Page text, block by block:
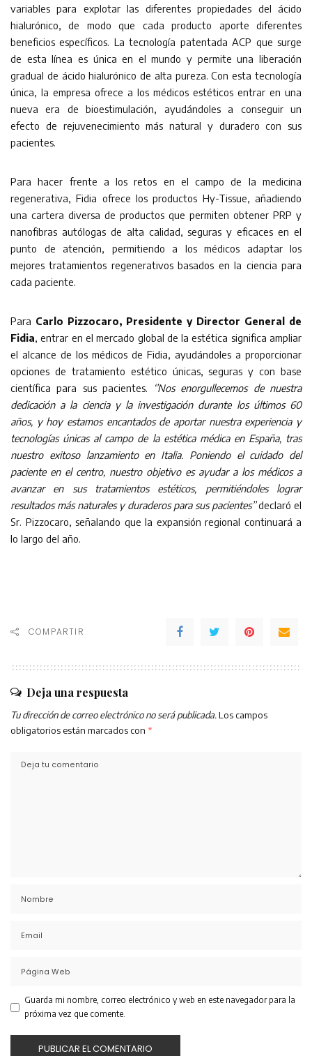
variables para explotar las diferentes propiedades del ácido
hialurónico, de modo que cada producto aporte diferentes
beneficios específicos. La tecnología patentada ACP que surge
de esta línea es única en el mundo y permite una liberación
gradual de ácido hialurónico de alta pureza. Con esta tecnología
única, la empresa ofrece a los médicos estéticos entrar en una
nueva era de bioestimulación, ayudándoles a conseguir un
efecto de rejuvenecimiento más natural y duradero con sus
pacientes.
Para hacer frente a los retos en el campo de la medicina
regenerativa, Fidia ofrece los productos Hy-Tissue, añadiendo
una cartera diversa de productos que permiten obtener PRP y
nanofibras autólogas de alta calidad, seguras y eficaces en el
punto de atención, permitiendo a los médicos adaptar los
mejores tratamientos regenerativos basados en la ciencia para
cada paciente.
Para Carlo Pizzocaro, Presidente y Director General de
Fidia, entrar en el mercado global de la estética significa ampliar
el alcance de los médicos de Fidia, ayudándoles a proporcionar
opciones de tratamiento estético únicas, seguras y con base
científica para sus pacientes.
‘’Nos enorgullecemos de nuestra
dedicación a la ciencia y la investigación durante los últimos 60
años, y hoy estamos encantados de aportar nuestra experiencia y
tecnologías únicas al campo de la estética médica en España, tras
nuestro exitoso lanzamiento en Italia. Poniendo el cuidado del
paciente en el centro, nuestro objetivo es ayudar a los médicos a
avanzar en sus tratamientos estéticos, permitiéndoles lograr
resultados más naturales y duraderos para sus pacientes’’declaró el
Sr. Pizzocaro, señalando que la expansión regional continuará a
lo largo del año.
COMPARTIR
Deja una respuesta
Tu dirección de correo electrónico no será publicada. Los campos
obligatorios están marcados con *
Guarda mi nombre, correo electrónico y web en este navegador para la
próxima vez que comente.